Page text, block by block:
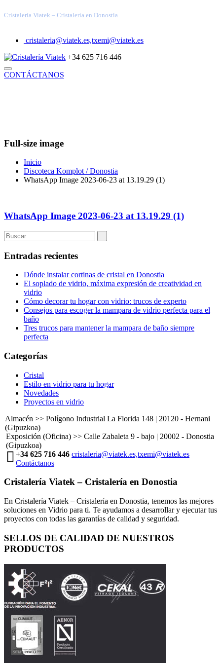
Cristalería Viatek – Cristalería en Donostia
cristaleria@viatek.es,txemi@viatek.es
+34 625 716 446
CONTÁCTANOS
Full-size image
Inicio
Discoteca Komplot / Donostia
WhatsApp Image 2023-06-23 at 13.19.29 (1)
WhatsApp Image 2023-06-23 at 13.19.29 (1)
Entradas recientes
Dónde instalar cortinas de cristal en Donostia
El soplado de vidrio, máxima expresión de creatividad en
vidrio
Cómo decorar tu hogar con vidrio: trucos de experto
Consejos para escoger la mampara de vidrio perfecta para el
baño
Tres trucos para mantener la mampara de baño siempre
perfecta
Categorías
Cristal
Estilo en vidrio para tu hogar
Novedades
Proyectos en vidrio
Almacén >> Polígono Industrial La Florida 148 | 20120 - Hernani
(Gipuzkoa)
Exposición (Oficina) >> Calle Zabaleta 9 - bajo | 20002 - Donostia
(Gipuzkoa)
+34 625 716 446 cristaleria@viatek.es,txemi@viatek.es
Contáctanos
Cristalería Viatek – Cristalería en Donostia
En Cristalería Viatek – Cristalería en Donostia, tenemos las mejores
soluciones en Vidrio para ti. Te ayudamos a desarrollar y ejecutar tus
proyectos con todas las garantías de calidad y seguridad.
SELLOS DE CALIDAD DE NUESTROS
PRODUCTOS